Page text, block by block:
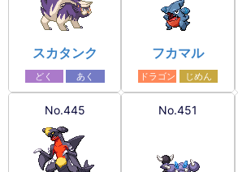
スカタンク
どく あく
フカマル
ドラゴン じめん
No.445 No.451